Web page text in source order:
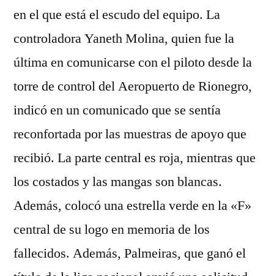
en el que está el escudo del equipo. La
controladora Yaneth Molina, quien fue la
última en comunicarse con el piloto desde la
torre de control del Aeropuerto de Rionegro,
indicó en un comunicado que se sentía
reconfortada por las muestras de apoyo que
recibió. La parte central es roja, mientras que
los costados y las mangas son blancas.
Además, colocó una estrella verde en la «F»
central de su logo en memoria de los
fallecidos. Además, Palmeiras, que ganó el